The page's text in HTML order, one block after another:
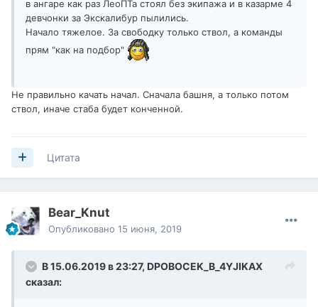
в ангаре как раз ЛеоПТа стоял без экипажа и в казарме 4
девчонки за Экскалибур пылились.
Начало тяжелое. За свободку только ствол, а команды
прям "как на подбор"
Не правильно качать начал. Сначала башня, а только потом
ствол, иначе стаба будет конченной.
Цитата
Bear_Knut
Опубликовано 15 июня, 2019
В 15.06.2019 в 23:27, DPOBOCEK_B_4YJIKAX
сказал: